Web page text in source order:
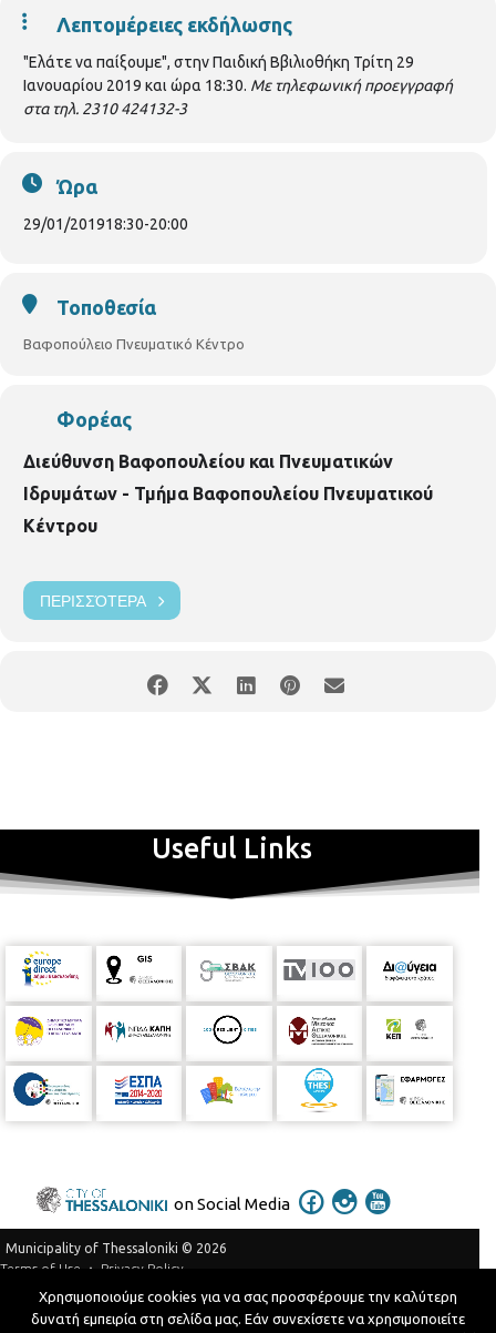
Λεπτομέρειες εκδήλωσης
"Ελάτε να παίξουμε", στην Παιδική Ββιλιοθήκη Τρίτη 29
Ιανουαρίου 2019 και ώρα 18:30. Με τηλεφωνική προεγγραφή
στα τηλ. 2310 424132-3
Ώρα
29/01/201918:30-20:00
Τοποθεσία
Βαφοπούλειο Πνευματικό Κέντρο
Φορέας
Διεύθυνση Βαφοπουλείου και Πνευματικών
Ιδρυμάτων - Τμήμα Βαφοπουλείου Πνευματικού
Κέντρου
ΠΕΡΙΣΣΌΤΕΡΑ
Useful Links
on Social Media
Municipality of Thessaloniki © 2026
Terms of Use
Privacy Policy
Telephone Catalog
Χρησιμοποιούμε cookies για να σας προσφέρουμε την καλύτερη
δυνατή εμπειρία στη σελίδα μας. Εάν συνεχίσετε να χρησιμοποιείτε